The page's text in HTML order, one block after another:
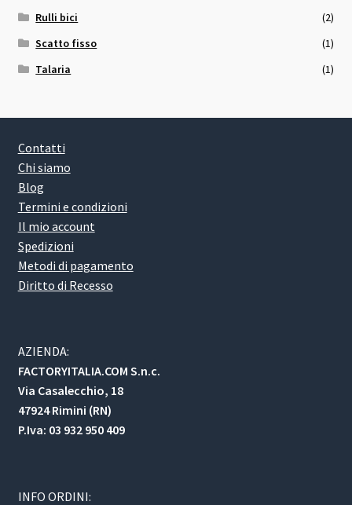
Rulli bici
(2)
Scatto fisso
(1)
Talaria
(1)
Contatti
Chi siamo
Blog
Termini e condizioni
Il mio account
Spedizioni
Metodi di pagamento
Diritto di Recesso
AZIENDA:
FACTORYITALIA.COM S.n.c.
Via Casalecchio, 18
47924 Rimini (RN)
P.Iva: 03 932 950 409
INFO ORDINI: